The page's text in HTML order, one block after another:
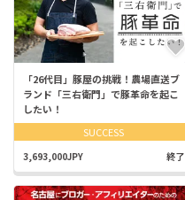
「26代目」豚屋の挑戦！農場直送ブ
ランド「三右衛門」で豚革命を起こ
したい！
SUCCESS
3,693,000JPY 終了